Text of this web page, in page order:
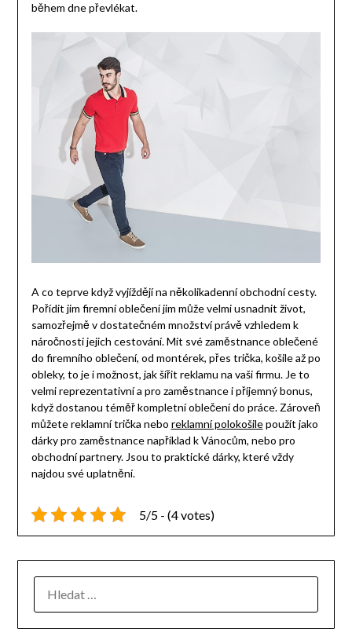
během dne převlékat.
A co teprve když vyjíždějí na několikadenní obchodní cesty.
Pořídit jim firemní oblečení jim může velmi usnadnit život,
samozřejmě v dostatečném množství právě vzhledem k
náročnosti jejich cestování. Mít své zaměstnance oblečené
do firemního oblečení, od montérek, přes trička, košile až po
obleky, to je i možnost, jak šířit reklamu na vaši firmu. Je to
velmi reprezentativní a pro zaměstnance i příjemný bonus,
když dostanou téměř kompletní oblečení do práce. Zároveň
můžete reklamní trička nebo reklamní polokošilepoužít jako
dárky pro zaměstnance například k Vánocům, nebo pro
obchodní partnery. Jsou to praktické dárky, které vždy
najdou své uplatnění.
5/5 - (4 votes)